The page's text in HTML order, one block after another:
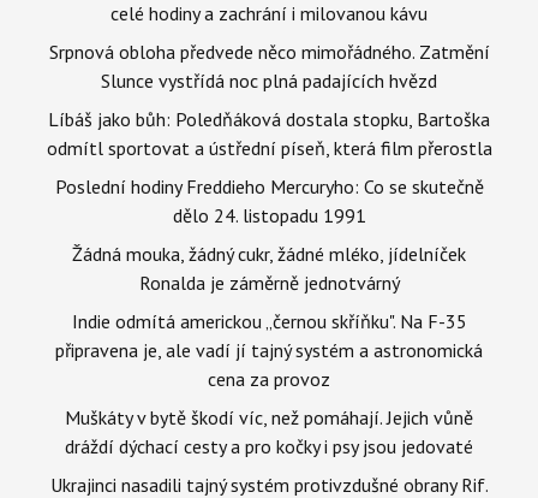
celé hodiny a zachrání i milovanou kávu
Srpnová obloha předvede něco mimořádného. Zatmění
Slunce vystřídá noc plná padajících hvězd
Líbáš jako bůh: Poledňáková dostala stopku, Bartoška
odmítl sportovat a ústřední píseň, která film přerostla
Poslední hodiny Freddieho Mercuryho: Co se skutečně
dělo 24. listopadu 1991
Žádná mouka, žádný cukr, žádné mléko, jídelníček
Ronalda je záměrně jednotvárný
Indie odmítá americkou „černou skříňku". Na F-35
připravena je, ale vadí jí tajný systém a astronomická
cena za provoz
Muškáty v bytě škodí víc, než pomáhají. Jejich vůně
dráždí dýchací cesty a pro kočky i psy jsou jedovaté
Ukrajinci nasadili tajný systém protivzdušné obrany Rif.